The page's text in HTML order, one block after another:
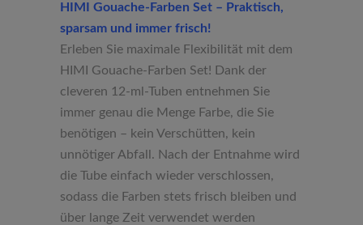
HIMI Gouache-Farben Set – Praktisch,
sparsam und immer frisch!
Erleben Sie maximale Flexibilität mit dem
HIMI Gouache-Farben Set! Dank der
cleveren 12-ml-Tuben entnehmen Sie
immer genau die Menge Farbe, die Sie
benötigen – kein Verschütten, kein
unnötiger Abfall. Nach der Entnahme wird
die Tube einfach wieder verschlossen,
sodass die Farben stets frisch bleiben und
über lange Zeit verwendet werden